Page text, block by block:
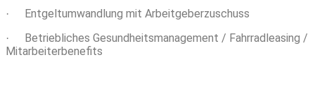
· Entgeltumwandlung mit Arbeitgeberzuschuss
·
Betriebliches Gesundheitsmanagement / Fahrradleasing /
Mitarbeiterbenefits